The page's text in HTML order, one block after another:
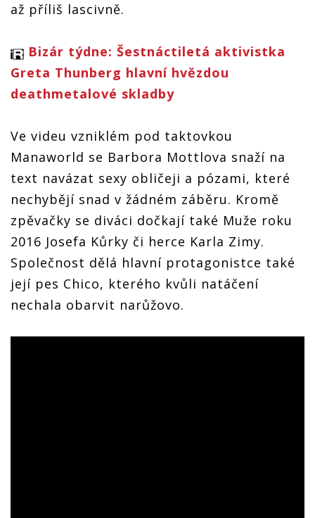
až příliš lascivně.
Bizár týdne: Šestnáctiletá aktivistka
Greta Thunberg hlavní hvězdou
deathmetalové skladby
Ve videu vzniklém pod taktovkou
Manaworld se Barbora Mottlova snaží na
text navázat sexy obličeji a pózami, které
nechybějí snad v žádném záběru. Kromě
zpěvačky se diváci dočkají také Muže roku
2016 Josefa Kůrky či herce Karla Zimy.
Společnost dělá hlavní protagonistce také
její pes Chico, kterého kvůli natáčení
nechala obarvit narůžovo.